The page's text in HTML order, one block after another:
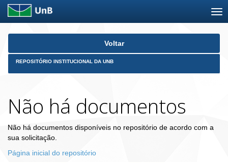
Skip
Voltar
REPOSITÓRIO INSTITUCIONAL DA UNB
Não há documentos
Não há documentos disponíveis no repositório de acordo com a
sua solicitação.
Página inicial do repositório